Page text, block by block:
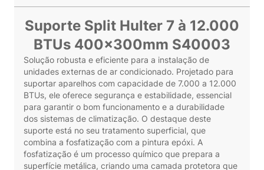
Suporte Split Hulter 7 à 12.000
BTUs 400x300mm S40003
Solução robusta e eficiente para a instalação de
unidades externas de ar condicionado. Projetado para
suportar aparelhos com capacidade de 7.000 a 12.000
BTUs, ele oferece segurança e estabilidade, essencial
para garantir o bom funcionamento e a durabilidade
dos sistemas de climatização. O destaque deste
suporte está no seu tratamento superficial, que
combina a fosfatização com a pintura epóxi. A
fosfatização é um processo químico que prepara a
superfície metálica, criando uma camada protetora que